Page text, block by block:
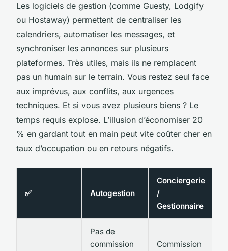
Les logiciels de gestion (comme Guesty, Lodgify
ou Hostaway) permettent de centraliser les
calendriers, automatiser les messages, et
synchroniser les annonces sur plusieurs
plateformes. Très utiles, mais ils ne remplacent
pas un humain sur le terrain. Vous restez seul face
aux imprévus, aux conflits, aux urgences
techniques. Et si vous avez plusieurs biens ? Le
temps requis explose. L’illusion d’économiser 20
% en gardant tout en main peut vite coûter cher en
taux d’occupation ou en retours négatifs.
✅ Autogestion
Conciergerie
/
Gestionnaire
Pas de
commission
Commission